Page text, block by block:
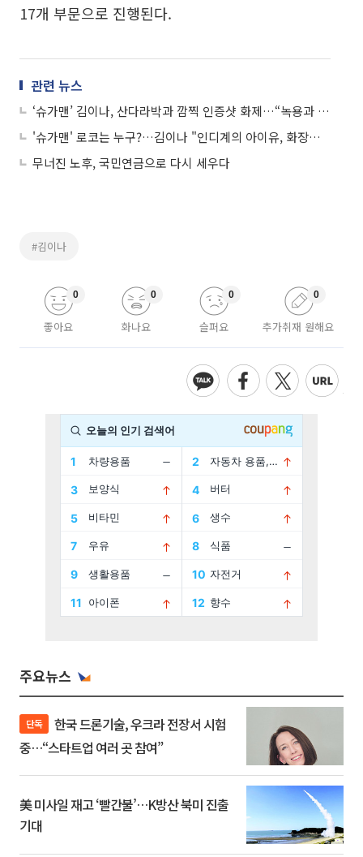
17개 부문으로 진행된다.
관련 뉴스
‘슈가맨’ 김이나, 산다라박과 깜찍 인증샷 화제…“녹용과 병아리”
'슈가맨' 로코는 누구?…김이나 "인디계의 아이유, 화장품 모델" 극찬
무너진 노후, 국민연금으로 다시 세우다
#김이나
좋아요
0
화나요
0
슬퍼요
0
추가취재 원해요
0
주요뉴스
단독
중…“스타트업 여러 곳 참여”
美 미사일 재고 ‘빨간불’…K방산 북미 진출
기대